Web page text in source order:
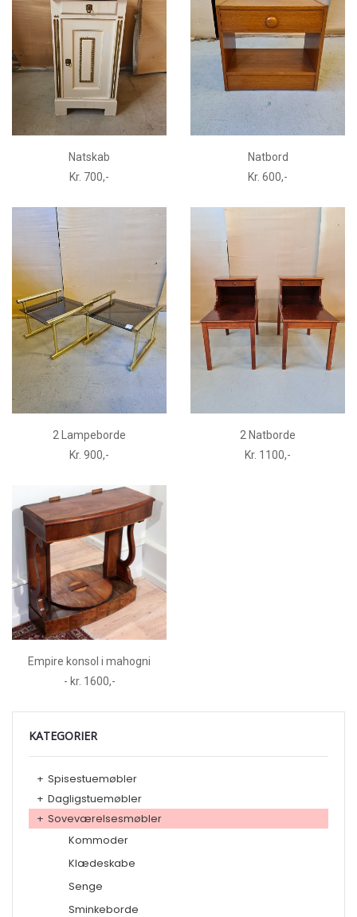
Natskab
Kr. 700,-
Natbord
Kr. 600,-
2 Lampeborde
Kr. 900,-
2 Natborde
Kr. 1100,-
Empire konsol i mahogni
- kr. 1600,-
KATEGORIER
+ Spisestuemøbler
+ Dagligstuemøbler
+ Soveværelsesmøbler
Kommoder
Klædeskabe
Senge
Sminkeborde